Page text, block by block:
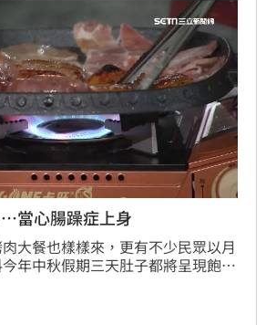
當心腸躁症上身
大餐也樣樣來，更有不少民眾以月
年中秋假期三天肚子都將呈現飽飽
脂易增加身體負擔，當心腸躁症上